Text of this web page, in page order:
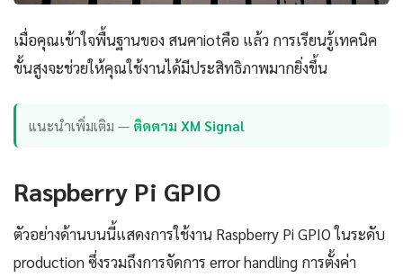
เมื่อคุณเข้าใจพื้นฐานของ สนคาiotคือ แล้ว การเรียนรู้เทคนิค
ขั้นสูงจะช่วยให้คุณใช้งานได้มีประสิทธิภาพมากยิ่งขึ้น
แนะนำเพิ่มเติม — ติดตาม XM Signal
Raspberry Pi GPIO
ตัวอย่างด้านบนนี้แสดงการใช้งาน Raspberry Pi GPIO ในระดับ
production ซึ่งรวมถึงการจัดการ error handling การตั้งค่า